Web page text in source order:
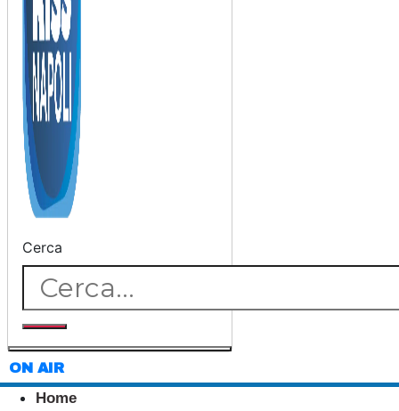
Cerca
ON AIR
Home